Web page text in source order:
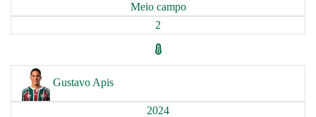
Meio campo
2
Gustavo Apis
2024